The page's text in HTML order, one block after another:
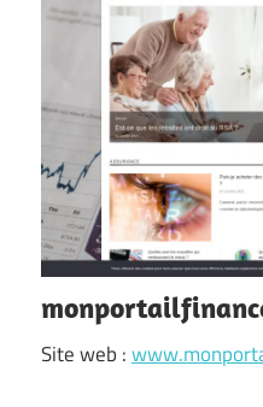
Site web :